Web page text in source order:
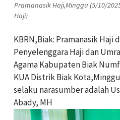
Pramanasik Haji,Minggu (5/10/
Haji)
KBRN,Biak: Pramanasik Haji
Penyelenggara Haji dan
Agama Kabupaten Biak
KUA Distrik Biak
selaku narasumber adalah
Abady, MH